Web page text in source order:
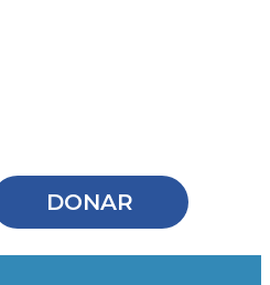
DONAR